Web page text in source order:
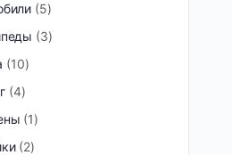
5
3
10
4
1
2